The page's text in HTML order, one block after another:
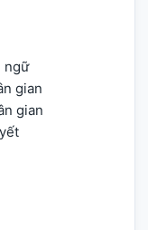
ngữ
gian
gian